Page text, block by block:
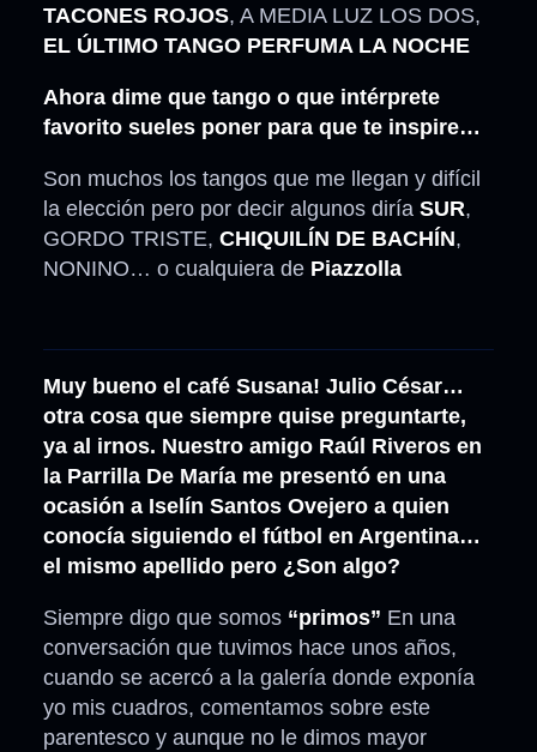
TACONES ROJOS, A MEDIA LUZ LOS DOS,
EL ÚLTIMO TANGO PERFUMA LA NOCHE
Ahora dime que tango o que intérprete
favorito sueles poner para que te inspire…
Son muchos los tangos que me llegan y difícil
la elección pero por decir algunos diría SUR,
GORDO TRISTE, CHIQUILÍN DE BACHÍN,
NONINO… o cualquiera de Piazzolla
Muy bueno el café Susana! Julio César…
otra cosa que siempre quise preguntarte,
ya al irnos. Nuestro amigo Raúl Riveros en
la Parrilla De María me presentó en una
ocasión a Iselín Santos Ovejero a quien
conocía siguiendo el fútbol en Argentina…
el mismo apellido pero ¿Son algo?
Siempre digo que somos “primos” En una
conversación que tuvimos hace unos años,
cuando se acercó a la galería donde exponía
yo mis cuadros, comentamos sobre este
parentesco y aunque no le dimos mayor